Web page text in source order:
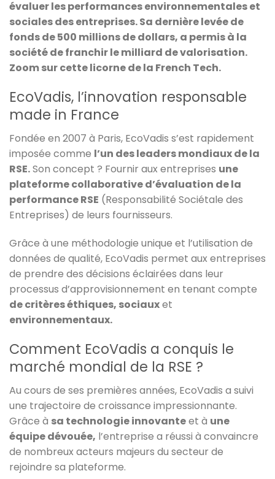
évaluer les performances environnementales et
sociales des entreprises. Sa dernière levée de
fonds de 500 millions de dollars, a permis à la
société de franchir le milliard de valorisation.
Zoom sur cette licorne de la French Tech.
EcoVadis, l’innovation responsable
made in France
Fondée en 2007 à Paris, EcoVadis s’est rapidement
imposée comme l’un des leaders mondiaux de la
RSE.Son concept ? Fournir aux entreprises une
plateforme collaborative d’évaluation de la
performance RSE (Responsabilité Sociétale des
Entreprises) de leurs fournisseurs.
Grâce à une méthodologie unique et l’utilisation de
données de qualité, EcoVadis permet aux entreprises
de prendre des décisions éclairées dans leur
processus d’approvisionnement en tenant compte
de critères éthiques, sociauxet
environnementaux.
Comment EcoVadis a conquis le
marché mondial de la RSE ?
Au cours de ses premières années, EcoVadis a suivi
une trajectoire de croissance impressionnante.
Grâce à sa technologie innovanteet à une
équipe dévouée, l’entreprise a réussi à convaincre
de nombreux acteurs majeurs du secteur de
rejoindre sa plateforme.